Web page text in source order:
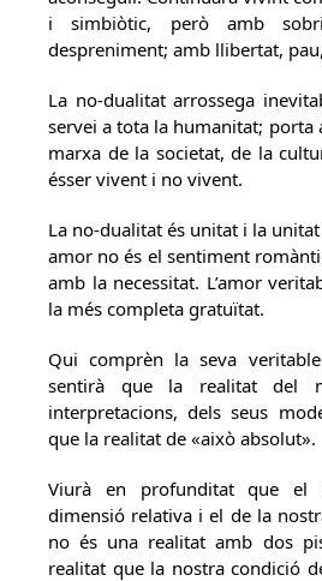
i simbiòtic, però amb
despreniment; amb llibertat,
La no-dualitat arrossega
servei a tota la humanitat; porta
marxa de la societat, de la
ésser vivent i no vivent.
La no-dualitat és unitat i la
amor no és el sentiment
amb la necessitat. L’amor
la més completa gratuïtat.
Qui comprèn la seva
sentirà que la realitat del
interpretacions, dels seus
que la realitat de «això absolut».
Viurà en profunditat que
dimensió relativa i el de la
no és una realitat amb dos
realitat que la nostra condició